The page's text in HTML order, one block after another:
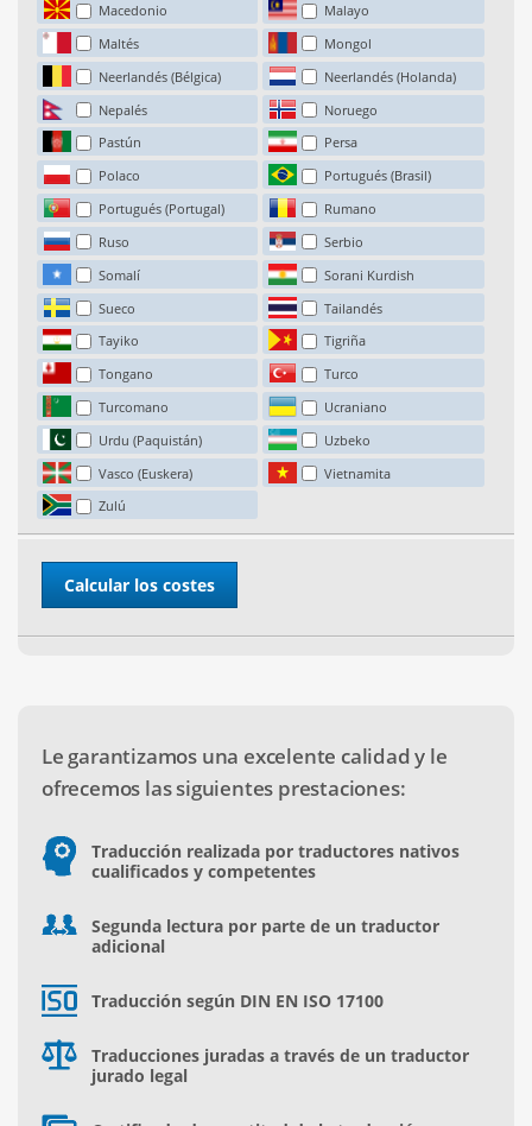
Macedonio
Malayo
Maltés
Mongol
Neerlandés (Bélgica)
Neerlandés (Holanda)
Nepalés
Noruego
Pastún
Persa
Polaco
Portugués (Brasil)
Portugués (Portugal)
Rumano
Ruso
Serbio
Somalí
Sorani Kurdish
Sueco
Tailandés
Tayiko
Tigriña
Tongano
Turco
Turcomano
Ucraniano
Urdu (Paquistán)
Uzbeko
Vasco (Euskera)
Vietnamita
Zulú
Le garantizamos una excelente calidad y le
ofrecemos las siguientes prestaciones:
Traducción realizada por traductores nativos
cualificados y competentes
Segunda lectura por parte de un traductor
adicional
Traducción según DIN EN ISO 17100
Traducciones juradas a través de un traductor
jurado legal